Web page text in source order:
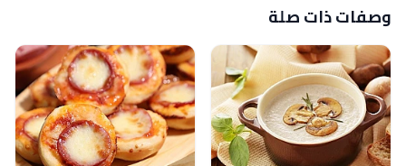
وصفات ذات صلة